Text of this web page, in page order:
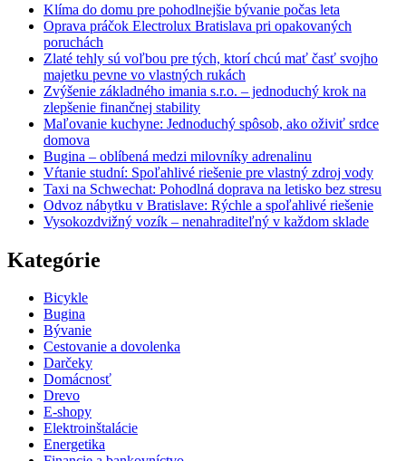
Klíma do domu pre pohodlnejšie bývanie počas leta
Oprava práčok Electrolux Bratislava pri opakovaných
poruchách
Zlaté tehly sú voľbou pre tých, ktorí chcú mať časť svojho
majetku pevne vo vlastných rukách
Zvýšenie základného imania s.r.o. – jednoduchý krok na
zlepšenie finančnej stability
Maľovanie kuchyne: Jednoduchý spôsob, ako oživiť srdce
domova
Bugina – oblíbená medzi milovníky adrenalinu
Vŕtanie studní: Spoľahlivé riešenie pre vlastný zdroj vody
Taxi na Schwechat: Pohodlná doprava na letisko bez stresu
Odvoz nábytku v Bratislave: Rýchle a spoľahlivé riešenie
Vysokozdvižný vozík – nenahraditeľný v každom sklade
Kategórie
Bicykle
Bugina
Bývanie
Cestovanie a dovolenka
Darčeky
Domácnosť
Drevo
E-shopy
Elektroinštalácie
Energetika